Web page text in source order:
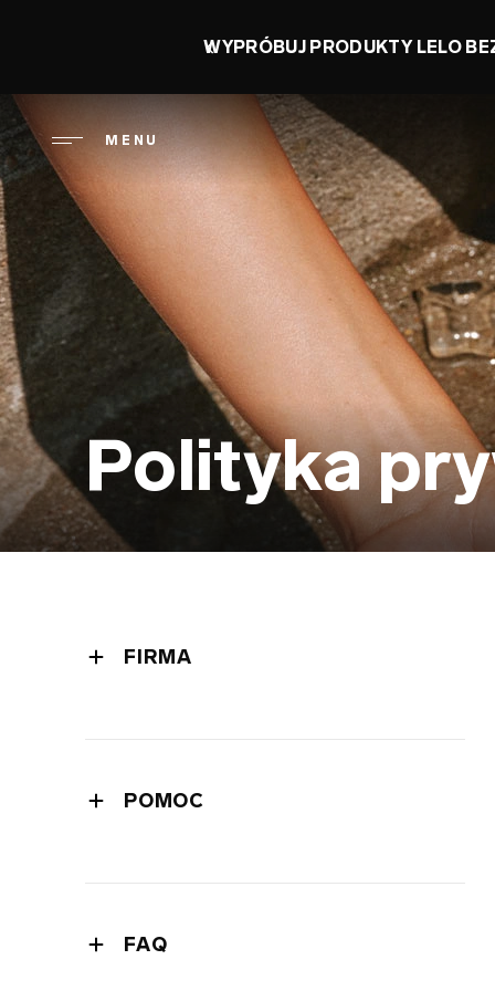
WYPRÓBUJ PRODUKTY LELO
MENU
Polityka
FIRMA
biuro prasowe
bezpieczeństwo i ochrona środowiska
POMOC
gwarancja rozszerzona
FAQ